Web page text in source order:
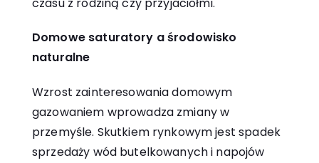
Domowe saturatory a środowisko
naturalne
Wzrost zainteresowania domowym
gazowaniem wprowadza zmiany w
przemyśle. Skutkiem rynkowym jest spadek
sprzedaży wód butelkowanych i napojów